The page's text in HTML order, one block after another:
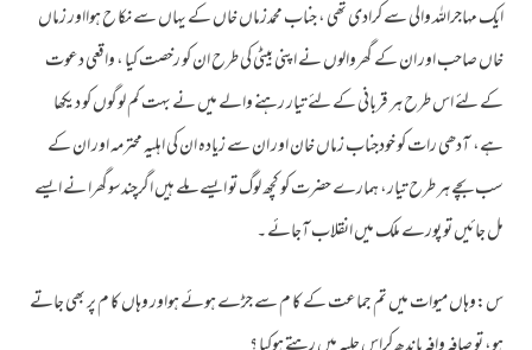
ایک مہاجراللہ والی سے کرادی تھی ، جناب محمدزماں خاں کے یہاں سے نکا ح ہوااور زماں
خاں صاحب اور ان کے گھروالوں نے اپنی بیٹی کی طرح ان کو رخصت کیا ، واقعی دعوت
کے لئے اس طرح ہر قربانی کے لئے تیار رہنے والے میں نے بہت کم لوگوں کو دیکھا
ہے، آدھی رات کو خودجناب زماں خان اور ان سے زیادہ ان کی اہلیہ محترمہ اور ان کے
سب بچے ہر طرح تیار، ہمارے حضرت کو کچھ لوگ تو ایسے ملے ہیں اگرچندسوگھرا نے ایسے
مل جائیں تو پورے ملک میں انقلاب آجائے ۔
س:وہاں میوات میں تم جماعت کے کا م سے جڑے ہوئے ہواور وہاں کا م پر بھی جاتے